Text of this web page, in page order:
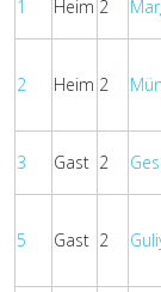
1 Heim 2
2 Heim 2
3 Gast 2
5 Gast 2